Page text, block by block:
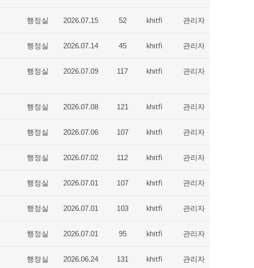
행정실 2026.07.15 52 khitfi 관리자
행정실 2026.07.14 45 khitfi 관리자
행정실 2026.07.09 117 khitfi 관리자
행정실 2026.07.08 121 khitfi 관리자
행정실 2026.07.06 107 khitfi 관리자
행정실 2026.07.02 112 khitfi 관리자
행정실 2026.07.01 107 khitfi 관리자
행정실 2026.07.01 103 khitfi 관리자
행정실 2026.07.01 95 khitfi 관리자
행정실 2026.06.24 131 khitfi 관리자